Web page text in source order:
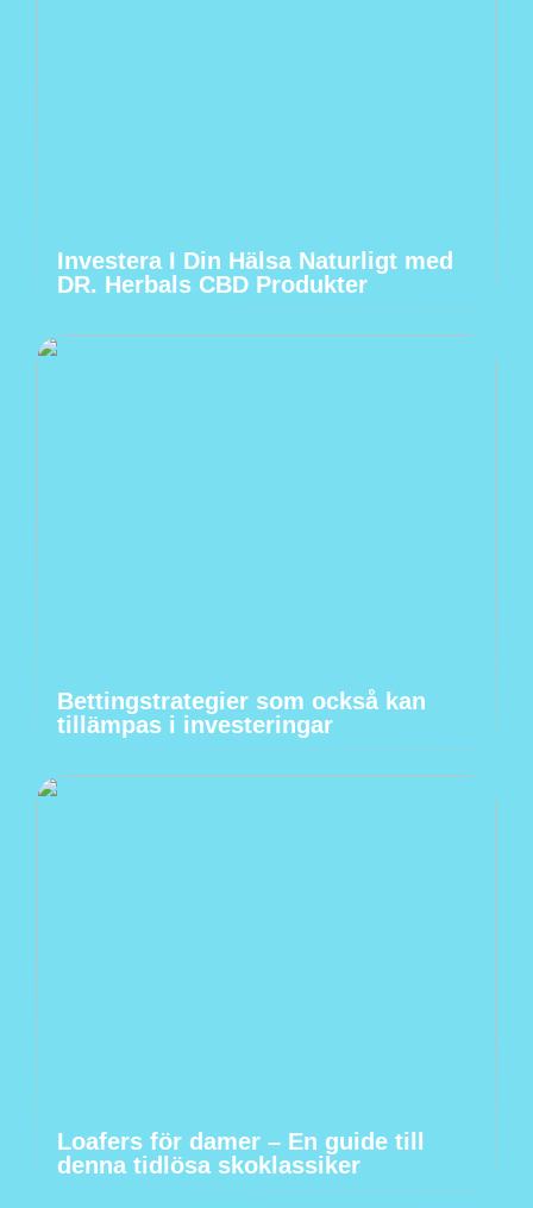
Investera I Din Hälsa Naturligt med
DR. Herbals CBD Produkter
Bettingstrategier som också kan
tillämpas i investeringar
Loafers för damer – En guide till
denna tidlösa skoklassiker